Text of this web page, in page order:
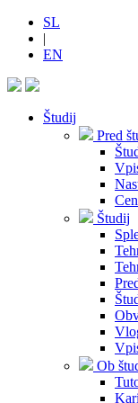
SL
|
EN
Študij
Pred
Študij
Ob